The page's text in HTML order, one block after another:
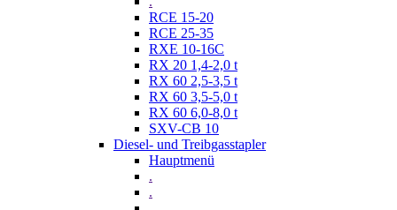
RCE 15-20
RCE 25-35
RXE 10-16C
RX 20 1,4-2,0 t
RX 60 2,5-3,5 t
RX 60 3,5-5,0 t
RX 60 6,0-8,0 t
SXV-CB 10
Diesel- und Treibgasstapler
Hauptmenü
.
.